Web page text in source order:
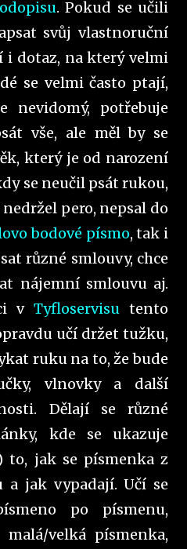
. Pokud se učili
svůj vlastnoruční
i dotaz, na který velmi
se velmi často ptají,
nevidomý, potřebuje
vše, ale měl by se
který je od narození
se neučil psát rukou,
pero, nepsal do
bodové písmo, tak i
různé smlouvy, chce
nájemní smlouvu aj.
v Tyfloservisu tento
učí držet tužku,
ruku na to, že bude
vlnovky a další
Dělají se různé
kde se ukazuje
to, jak se písmenka z
a jak vypadají. Učí se
po písmenu,
velká písmenka,